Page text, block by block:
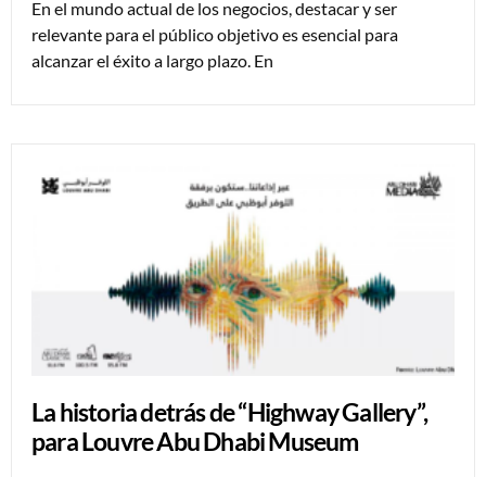
En el mundo actual de los negocios, destacar y ser
relevante para el público objetivo es esencial para
alcanzar el éxito a largo plazo. En
La historia detrás de “Highway Gallery”,
para Louvre Abu Dhabi Museum